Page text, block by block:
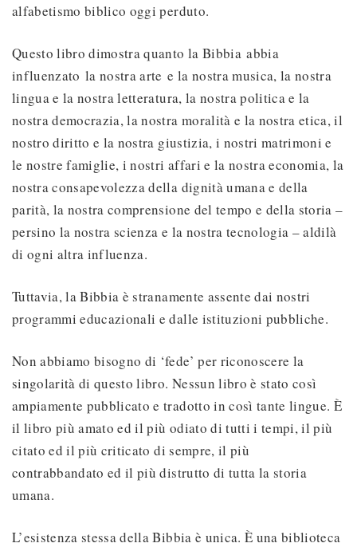
alfabetismo biblico oggi perduto.
Questo libro dimostra quanto la Bibbia abbia
influenzato la nostra arte e la nostra musica, la nostra
lingua e la nostra letteratura, la nostra politica e la
nostra democrazia, la nostra moralità e la nostra etica, il
nostro diritto e la nostra giustizia, i nostri matrimoni e
le nostre famiglie, i nostri affari e la nostra economia, la
nostra consapevolezza della dignità umana e della
parità, la nostra comprensione del tempo e della storia –
persino la nostra scienza e la nostra tecnologia – aldilà
di ogni altra influenza.
Tuttavia, la Bibbia è stranamente assente dai nostri
programmi educazionali e dalle istituzioni pubbliche.
Non abbiamo bisogno di ‘fede’ per riconoscere la
singolarità di questo libro. Nessun libro è stato così
ampiamente pubblicato e tradotto in così tante lingue. È
il libro più amato ed il più odiato di tutti i tempi, il più
citato ed il più criticato di sempre, il più
contrabbandato ed il più distrutto di tutta la storia
umana.
L’esistenza stessa della Bibbia è unica. È una biblioteca